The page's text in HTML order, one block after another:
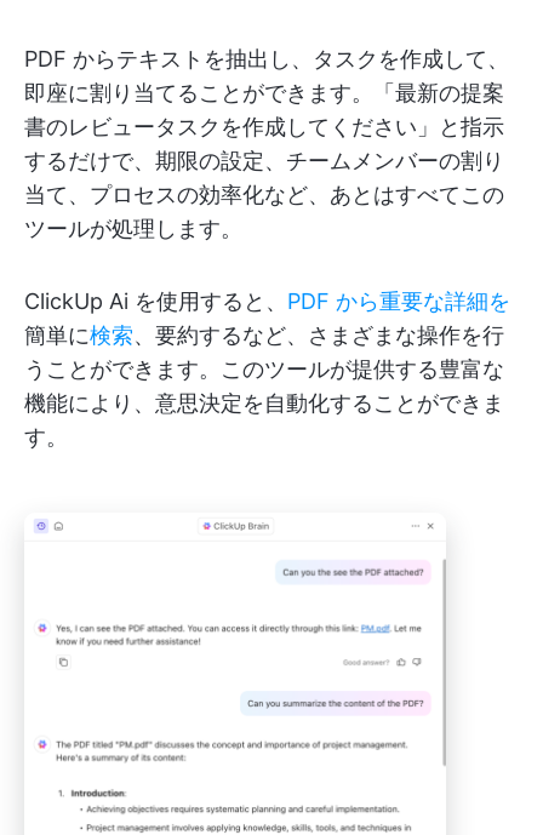
PDF からテキストを抽出し、タスクを作成して、
即座に割り当てることができます。「最新の提案
書のレビュータスクを作成してください」と指示
するだけで、期限の設定、チームメンバーの割り
当て、プロセスの効率化など、あとはすべてこの
ツールが処理します。
ClickUp Ai を使用すると、 PDF から重要な詳細を
簡単に検索、要約するなど、さまざまな操作を行
うことができます。このツールが提供する豊富な
機能により、意思決定を自動化することができま
す。